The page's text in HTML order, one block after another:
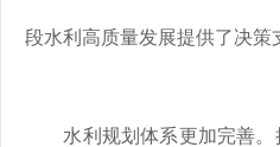
段水利高质量发展提供了决策
水利规划体系更加完善。